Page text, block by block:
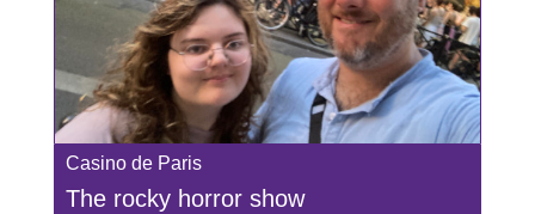
Casino de Paris
The rocky horror show